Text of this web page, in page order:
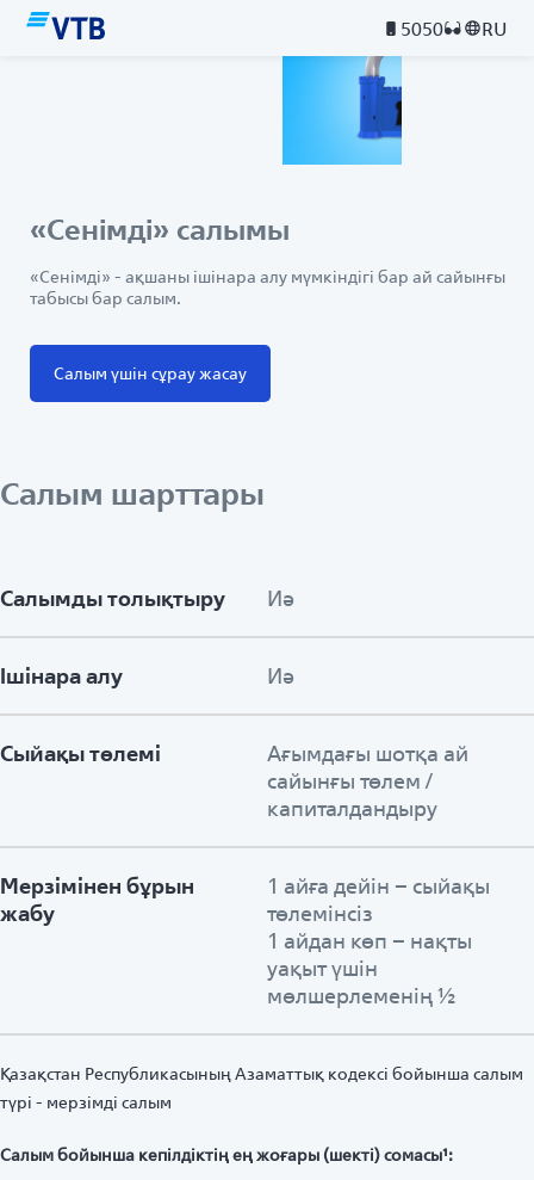
5050 RU
«Сенімді» салымы
«Сенімді» - ақшаны ішінара алу мүмкіндігі бар ай сайынғы
табысы бар салым.
Салым үшін сұрау жасау
Салым шарттары
Салымды толықтыру
Ішінара алу
Сыйақы төлемі
Мерзімінен бұрын
жабу
Иә
Иә
Ағымдағы шотқа ай
сайынғы төлем /
капиталдандыру
1 айға дейін – сыйақы
төлемінсіз
1 айдан көп – нақты
уақыт үшін
мөлшерлеменің ½
Қазақстан Республикасының Азаматтық кодексі бойынша салым
түрі - мерзімді салым
Салым бойынша кепілдіктің ең жоғары (шекті) сомасы¹: